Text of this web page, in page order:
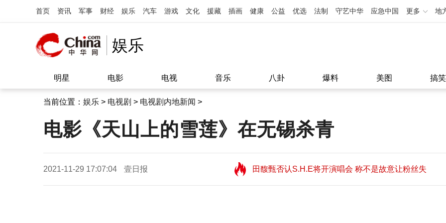
首页 资讯 军事 财经 娱乐 汽车 游戏 文化 援藏 插画 健康 公益 优选 法制 守艺中华 应急中国 更多 地
娱乐
明星 电影 电视 音乐 八卦 爆料 美图 搞笑
当前位置： 娱乐 > 电视剧 > 电视剧内地新闻 >
电影《天山上的雪莲》在无锡杀青
2021-11-29 17:07:04 壹日报
田馥甄否认S.H.E将开演唱会 称不是故意让粉丝失
望11:08
田馥甄否认S.H.E将开演唱会 称不是故意让粉丝失